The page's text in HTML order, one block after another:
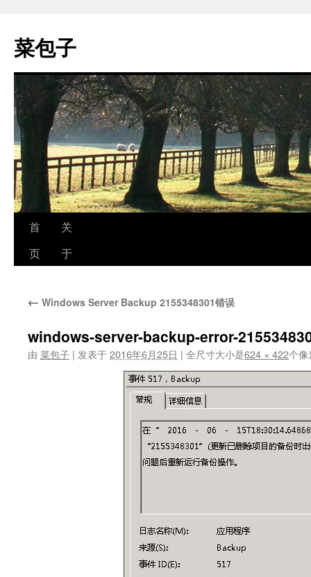
正
文
菜包子
首
页
关
于
← Windows Server Backup 2155348301错误
windows-server-backup-error-
由 菜包子 | 发表于2016年6月25日 | 全尺寸大小是624 × 422个像